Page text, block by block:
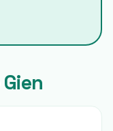
Gien